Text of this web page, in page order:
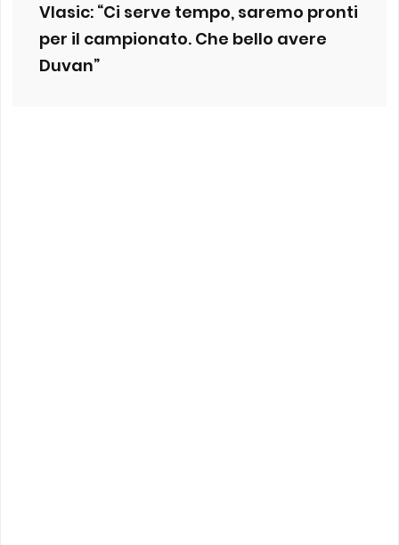
Vlasic: “Ci serve tempo, saremo pronti
per il campionato. Che bello avere
Duvan”